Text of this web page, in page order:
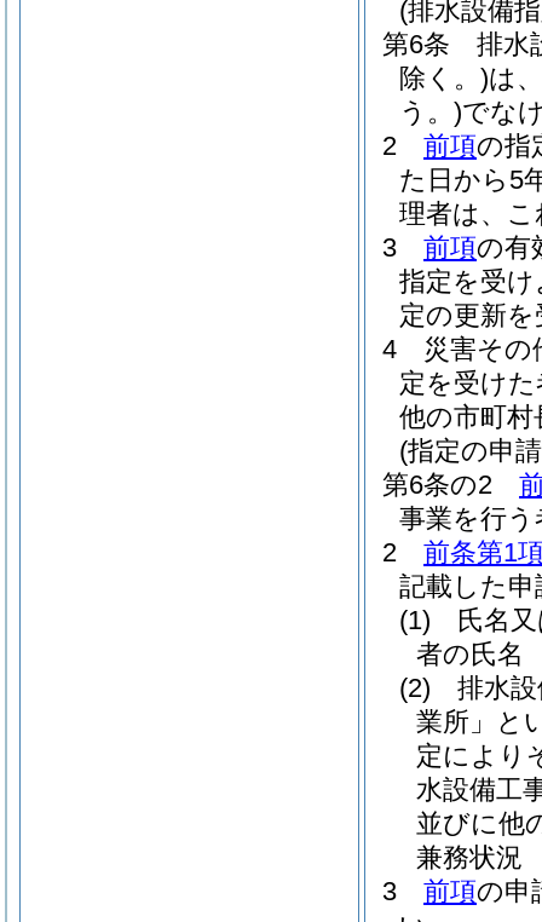
(排水設備
第6条
排水
除く。)は
う。)でな
2
前項の指
た日から5
理者は、
3
前項の有
指定を受
定の更新
4
災害その
定を受け
他の市町
(指定の申
第6条の2
事業を行
2
前条第1
記載した
(1)
氏名
者の氏名
(2)
排水
業所」と
定により
水設備工
並びに他
兼務状況
3
前項の申